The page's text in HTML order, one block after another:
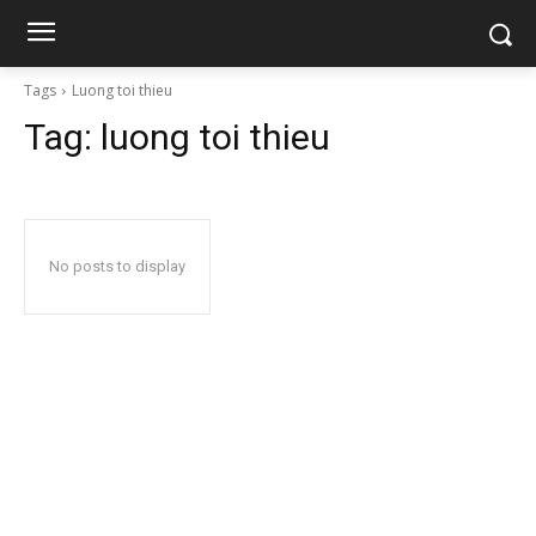
Tags Luong toi thieu
Tag: luong toi thieu
No posts to display